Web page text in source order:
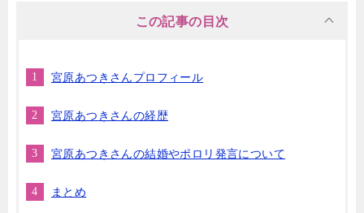
この記事の目次
宮原あつきさんプロフィール
宮原あつきさんの経歴
宮原あつきさんの結婚やポロリ発言について
まとめ